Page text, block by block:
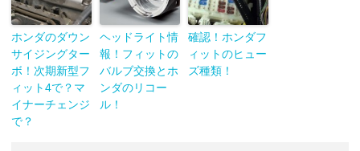
ホンダのダウン
サイジングター
ボ！次期新型フ
ィット4で？マ
イナーチェンジ
で？
ヘッドライト情
報！フィットの
バルブ交換とホ
ンダのリコー
ル！
確認！ホンダフ
ィットのヒュー
ズ種類！